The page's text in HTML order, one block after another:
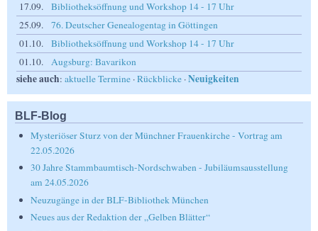
17.09.
Bibliotheksöffnung und Workshop 14 - 17 Uhr
25.09.
76. Deutscher Genealogentag in Göttingen
01.10.
Bibliotheksöffnung und Workshop 14 - 17 Uhr
01.10.
Augsburg: Bavarikon
siehe auch: aktuelle Termine ·Rückblicke ·Neuigkeiten
BLF-Blog
Mysteriöser Sturz von der Münchner Frauenkirche - Vortrag am
22.05.2026
30 Jahre Stammbaumtisch-Nordschwaben - Jubiläumsausstellung
am 24.05.2026
Neuzugänge in der BLF-Bibliothek München
Neues aus der Redaktion der „Gelben Blätter“